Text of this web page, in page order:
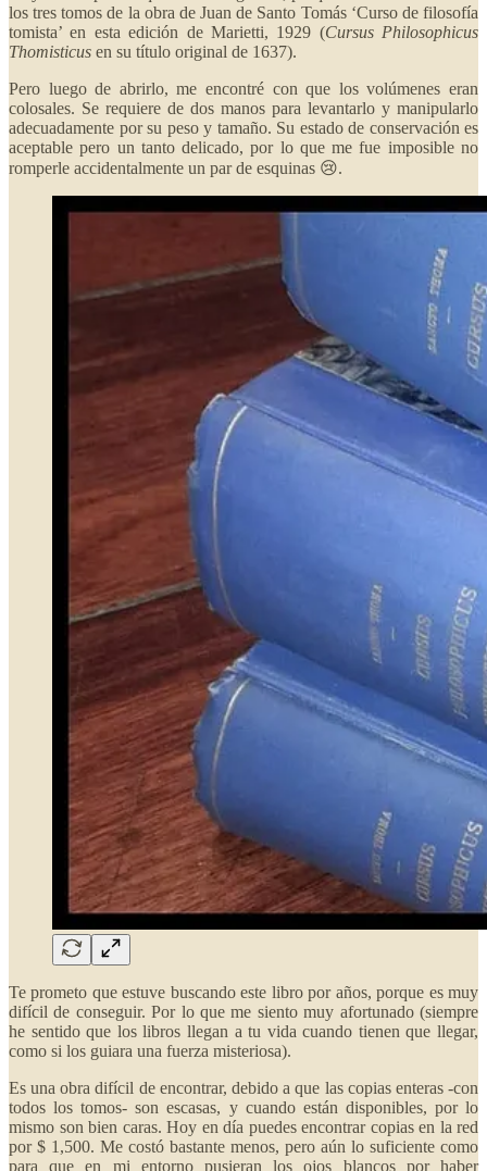
los tres tomos de la obra de Juan de Santo Tomás ‘Curso de filosofía
tomista’ en esta edición de Marietti, 1929 (Cursus Philosophicus
Thomisticus en su título original de 1637).
Pero luego de abrirlo, me encontré con que los volúmenes eran
colosales. Se requiere de dos manos para levantarlo y manipularlo
adecuadamente por su peso y tamaño. Su estado de conservación es
aceptable pero un tanto delicado, por lo que me fue imposible no
romperle accidentalmente un par de esquinas 😢.
Te prometo que estuve buscando este libro por años, porque es muy
difícil de conseguir. Por lo que me siento muy afortunado (siempre
he sentido que los libros llegan a tu vida cuando tienen que llegar,
como si los guiara una fuerza misteriosa).
Es una obra difícil de encontrar, debido a que las copias enteras -con
todos los tomos- son escasas, y cuando están disponibles, por lo
mismo son bien caras. Hoy en día puedes encontrar copias en la red
por $ 1,500. Me costó bastante menos, pero aún lo suficiente como
para que en mi entorno pusieran los ojos blancos por haber